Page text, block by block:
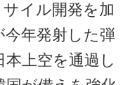
イル開発を加
年発射した弾
上空を通過し